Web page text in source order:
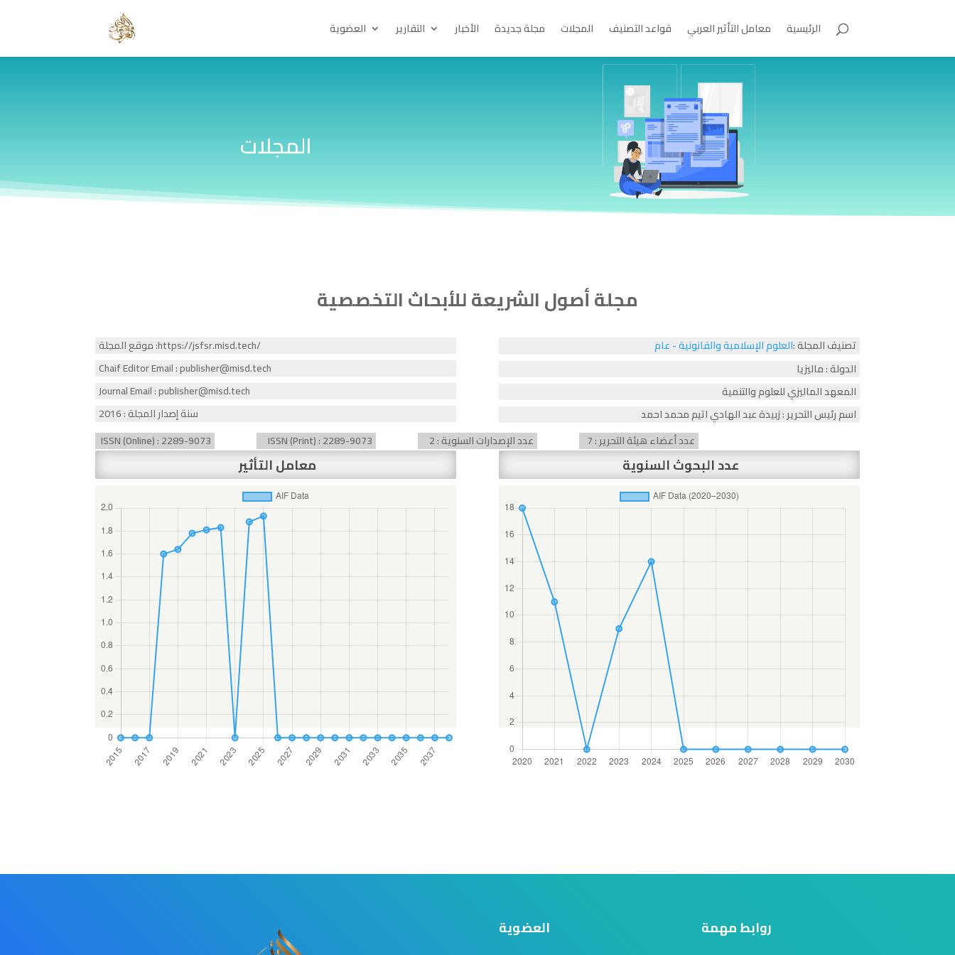
العضوية التقارير الأخبار مجلة جديدة المجلات قواعد التصنيف معامل التأثير العربي الرئيسية
المجلات
مجلة أصول الشريعة للأبحاث التخصصية
موقع المجلة :https://jsfsr.misd.tech/
Chaif Editor Email : publisher@misd.tech
Journal Email : publisher@misd.tech
سنة إصدار المجلة : 2016
تصنيف المجلة :العلوم الإسلامية والقانونية - عام
الدولة : ماليزيا
المعهد الماليزي للعلوم والتنمية
اسم رئيس التحرير : زبيدة عبد الهادي اتيم محمد احمد
ISSN (Online) : 2289-9073
ISSN (Print) : 2289-9073 عدد الإصدارات السنوية : 2 عدد أعضاء هيئة التحرير : 7
معامل التأثير عدد البحوث السنوية
العضوية روابط مهمة